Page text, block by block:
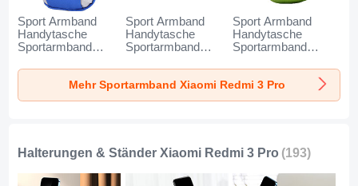
Sport Armband
Handytasche
Sportarmband
Universal A11 für
Xiaomi Redmi 3
Pro Blau
Sport Armband
Handytasche
Sportarmband
Universal G03 für
Xiaomi Redmi 3
Pro Schwarz
Sport Armband
Handytasche
Sportarmband
Universal A10 für
Xiaomi Redmi 3
Pro Grün
Mehr Sportarmband Xiaomi Redmi 3 Pro
Halterungen & Ständer Xiaomi Redmi 3 Pro (193)